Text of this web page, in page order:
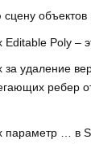
объектов
Poly –
за удаление
ребер
параметр … в